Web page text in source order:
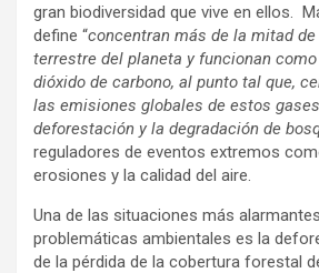
gran biodiversidad que vive en ellos.
define “concentran más de la mitad
terrestre del planeta y funcionan
dióxido de carbono, al punto tal que,
las emisiones globales de estos
deforestación y la degradación de
reguladores de eventos extremos
erosiones y la calidad del aire.
Una de las situaciones más
problemáticas ambientales es la
de la pérdida de la cobertura forestal